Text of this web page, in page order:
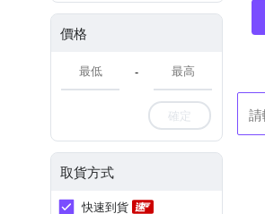
價格
-
確定
取貨方式
快速到貨